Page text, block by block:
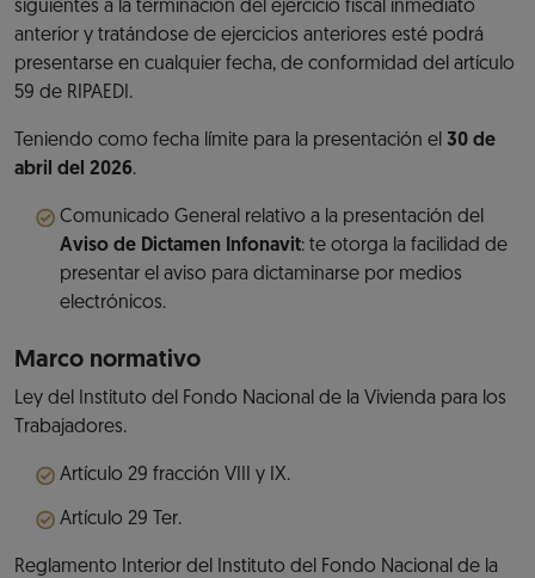
siguientes a la terminación del ejercicio fiscal inmediato
anterior y tratándose de ejercicios anteriores esté podrá
presentarse en cualquier fecha, de conformidad del artículo
59 de RIPAEDI.
Teniendo como fecha límite para la presentación el 30 de
abril del 2026.
Comunicado General relativo a la presentación del
Aviso de Dictamen Infonavit: te otorga la facilidad de
presentar el aviso para dictaminarse por medios
electrónicos.
Marco normativo
Ley del Instituto del Fondo Nacional de la Vivienda para los
Trabajadores.
Artículo 29 fracción VIII y IX.
Artículo 29 Ter.
Reglamento Interior del Instituto del Fondo Nacional de la